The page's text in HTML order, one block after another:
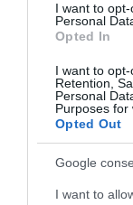
I want to
Personal
Opted In
I want to opt-
Retention,
Personal
Purposes for
Opted Out
Google
I want to